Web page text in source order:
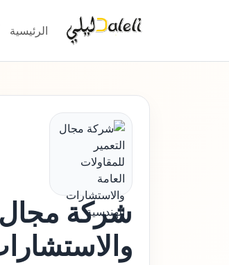
الرئيسية
شركة مجال